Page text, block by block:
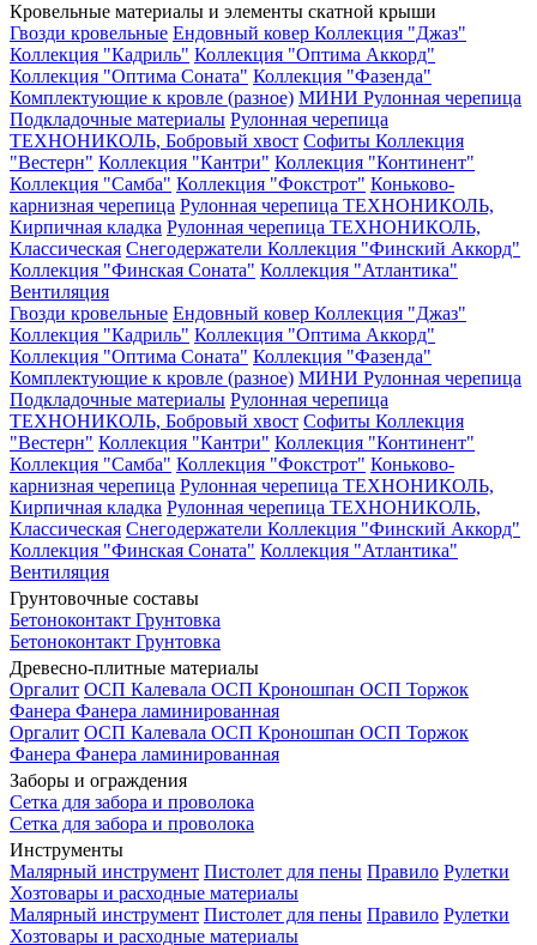
Кровельные материалы и элементы скатной крыши
Гвозди кровельные Ендовный ковер Коллекция "Джаз"
Коллекция "Кадриль" Коллекция "Оптима Аккорд"
Коллекция "Оптима Соната" Коллекция "Фазенда"
Комплектующие к кровле (разное) МИНИ Рулонная черепица
Подкладочные материалы Рулонная черепица
ТЕХНОНИКОЛЬ, Бобровый хвост Софиты Коллекция
"Вестерн" Коллекция "Кантри" Коллекция "Континент"
Коллекция "Самба" Коллекция "Фокстрот" Коньково-
карнизная черепица Рулонная черепица ТЕХНОНИКОЛЬ,
Кирпичная кладка Рулонная черепица ТЕХНОНИКОЛЬ,
Классическая Снегодержатели Коллекция "Финский Аккорд"
Коллекция "Финская Соната" Коллекция "Атлантика"
Вентиляция
Гвозди кровельные Ендовный ковер Коллекция "Джаз"
Коллекция "Кадриль" Коллекция "Оптима Аккорд"
Коллекция "Оптима Соната" Коллекция "Фазенда"
Комплектующие к кровле (разное) МИНИ Рулонная черепица
Подкладочные материалы Рулонная черепица
ТЕХНОНИКОЛЬ, Бобровый хвост Софиты Коллекция
"Вестерн" Коллекция "Кантри" Коллекция "Континент"
Коллекция "Самба" Коллекция "Фокстрот" Коньково-
карнизная черепица Рулонная черепица ТЕХНОНИКОЛЬ,
Кирпичная кладка Рулонная черепица ТЕХНОНИКОЛЬ,
Классическая Снегодержатели Коллекция "Финский Аккорд"
Коллекция "Финская Соната" Коллекция "Атлантика"
Вентиляция
Грунтовочные составы
Бетоноконтакт Грунтовка
Бетоноконтакт Грунтовка
Древесно-плитные материалы
Оргалит ОСП Калевала ОСП Кроношпан ОСП Торжок
Фанера Фанера ламинированная
Оргалит ОСП Калевала ОСП Кроношпан ОСП Торжок
Фанера Фанера ламинированная
Заборы и ограждения
Сетка для забора и проволока
Сетка для забора и проволока
Инструменты
Малярный инструмент Пистолет для пены Правило Рулетки
Хозтовары и расходные материалы
Малярный инструмент Пистолет для пены Правило Рулетки
Хозтовары и расходные материалы